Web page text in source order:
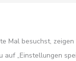
Mal besuchst,
auf „Einstellungen